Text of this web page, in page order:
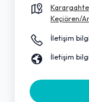
Keçiören/
İletişim
İletişim